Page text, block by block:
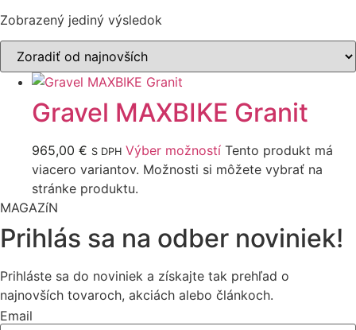
Zobrazený jediný výsledok
Gravel MAXBIKE Granit
965,00 € S DPH Výber možností Tento produkt má
viacero variantov. Možnosti si môžete vybrať na
stránke produktu.
MAGAZíN
Prihlás sa na odber noviniek!
Prihláste sa do noviniek a získajte tak prehľad o
najnovších tovaroch, akciách alebo článkoch.
Email